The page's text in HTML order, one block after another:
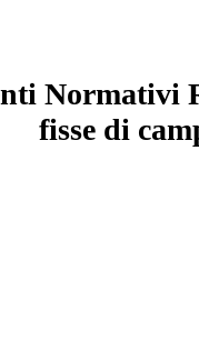
Normativi
fisse di